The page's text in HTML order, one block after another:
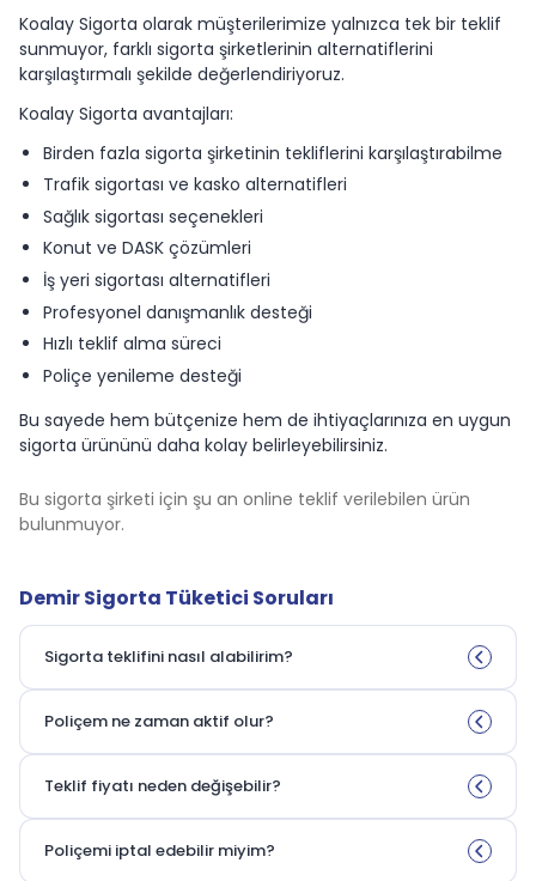
Koalay Sigorta olarak müşterilerimize yalnızca tek bir teklif
sunmuyor, farklı sigorta şirketlerinin alternatiflerini
karşılaştırmalı şekilde değerlendiriyoruz.
Koalay Sigorta avantajları:
Birden fazla sigorta şirketinin tekliflerini karşılaştırabilme
Trafik sigortası ve kasko alternatifleri
Sağlık sigortası seçenekleri
Konut ve DASK çözümleri
İş yeri sigortası alternatifleri
Profesyonel danışmanlık desteği
Hızlı teklif alma süreci
Poliçe yenileme desteği
Bu sayede hem bütçenize hem de ihtiyaçlarınıza en uygun
sigorta ürününü daha kolay belirleyebilirsiniz.
Bu sigorta şirketi için şu an online teklif verilebilen ürün
bulunmuyor.
Demir Sigorta Tüketici Soruları
Sigorta teklifini nasıl alabilirim?
Poliçem ne zaman aktif olur?
Teklif fiyatı neden değişebilir?
Poliçemi iptal edebilir miyim?